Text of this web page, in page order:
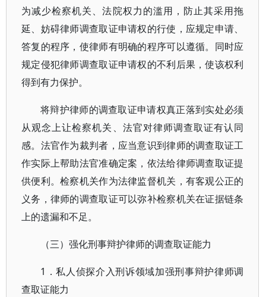
为减少检察机关、法院权力的滥用，防止其采用拖
延、妨碍律师调查取证申请权的行使，应规定申请、
答复的程序，使律师有明确的程序可以遵循。同时应
规定侵犯律师调查取证申请权的不利后果，使该权利
得到有力保护。
将辩护律师的调查取证申请权真正落到实处必须
从观念上让检察机关、法官对律师调查取证有认同
感。法官作为裁判者，应当意识到律师的调查取证工
作实际上帮助法官准确定案，依法给律师调查取证提
供便利。检察机关作为法律监督机关，有客观公正的
义务，律师的调查取证可以弥补检察机关在证据链条
上的遗漏和不足。
（三）强化刑事辩护律师的调查取证能力
1．私人侦探介入刑诉领域加强刑事辩护律师调
查取证能力